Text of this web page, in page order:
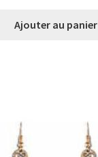
Ajouter au panier